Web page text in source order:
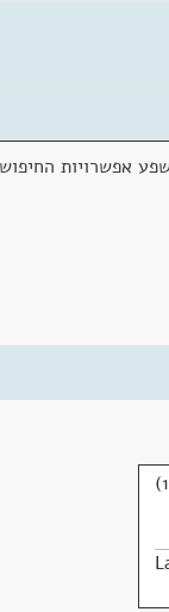
אפשרויות